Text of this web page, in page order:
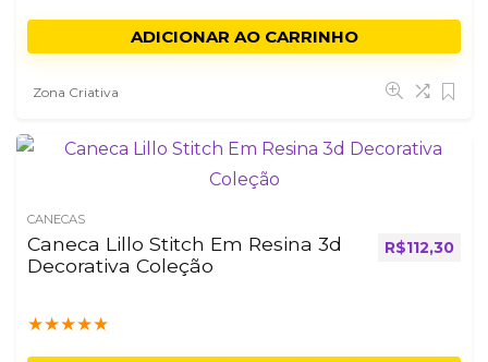
ADICIONAR AO CARRINHO
Zona Criativa
CANECAS
Caneca Lillo Stitch Em Resina 3d
Decorativa Coleção
★★★★★
R$112,30